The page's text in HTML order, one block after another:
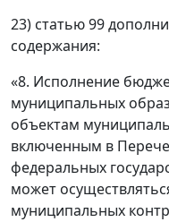
23) статью 99
содержания:
«8. Исполнение
муниципальных
объектам
включенным в
федеральных
может
муниципальных